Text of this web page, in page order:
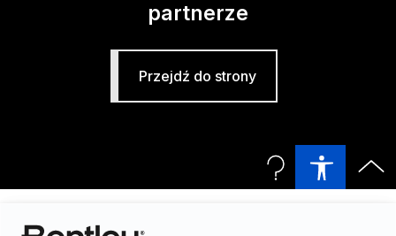
partnerze
Przejdź do strony